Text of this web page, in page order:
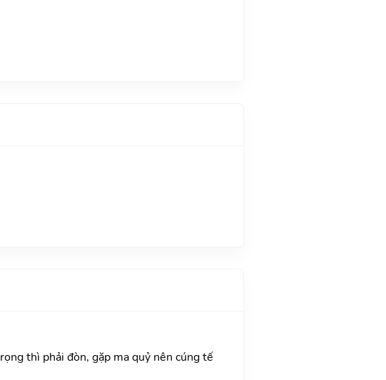
thì phải đòn, gặp ma quỷ nên cúng tế